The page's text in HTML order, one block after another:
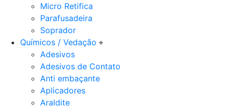
Micro Retifica
Parafusadeira
Soprador
Químicos / Vedação
Adesivos
Adesivos de Contato
Anti embaçante
Aplicadores
Araldite